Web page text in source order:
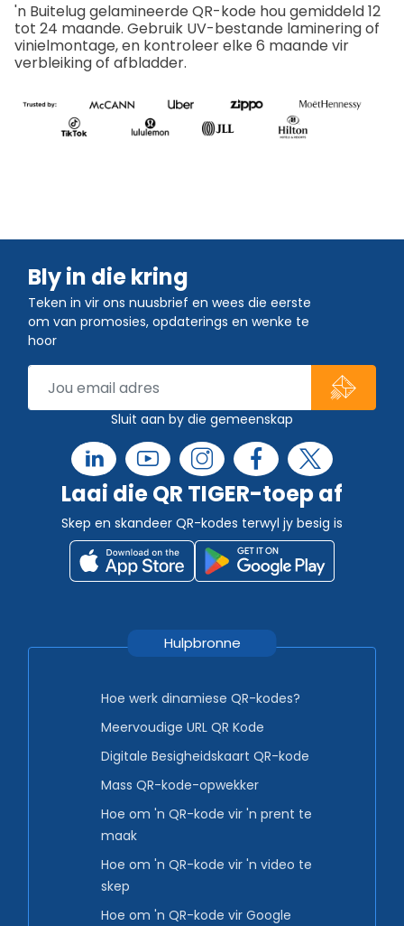
'n Buitelug gelamineerde QR-kode hou gemiddeld 12
tot 24 maande. Gebruik UV-bestande laminering of
vinielmontage, en kontroleer elke 6 maande vir
verbleiking of afbladder.
Bly in die kring
Teken in vir ons nuusbrief en wees die eerste
om van promosies, opdaterings en wenke te
hoor
Sluit aan by die gemeenskap
Laai die QR TIGER-toep af
Skep en skandeer QR-kodes terwyl jy besig is
Hulpbronne
Hoe werk dinamiese QR-kodes?
Meervoudige URL QR Kode
Digitale Besigheidskaart QR-kode
Mass QR-kode-opwekker
Hoe om 'n QR-kode vir 'n prent te
maak
Hoe om 'n QR-kode vir 'n video te
skep
Hoe om 'n QR-kode vir Google